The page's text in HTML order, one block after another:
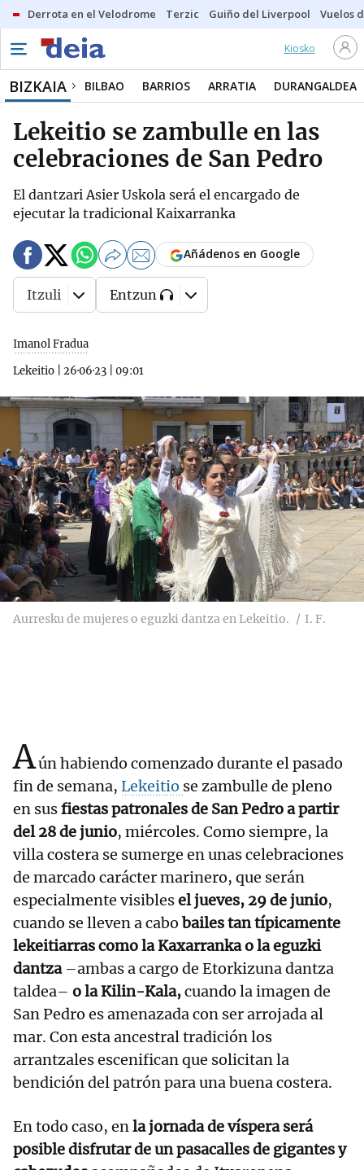
Derrota en el Velodrome Terzic Guiño del Liverpool Vuelos
Kiosko
BIZKAIA BILBAO BARRIOS ARRATIA DURANGALDEA
Lekeitio se zambulle en las
celebraciones de San Pedro
El dantzari Asier Uskola será el encargado de
ejecutar la tradicional Kaixarranka
Imanol Fradua
Lekeitio
26·06·23 09:01
Añádenos en Google
Itzuli Entzun
Aurresku de mujeres o eguzki dantza en Lekeitio. I. F.
Aún habiendo comenzado durante el pasado
fin de semana, Lekeitio se zambulle de pleno
en susfiestas patronales de San Pedro a partir
del 28 de junio, miércoles. Como siempre, la
villa costera se sumerge en unas celebraciones
de marcado carácter marinero, que serán
especialmente visiblesel jueves, 29 de junio,
cuando se lleven a cabo bailes tan típicamente
lekeitiarras como la Kaxarranka o la eguzki
dantza–ambas a cargo de Etorkizuna dantza
taldea– o la Kilin-Kala,cuando la imagen de
San Pedro es amenazada con ser arrojada al
mar. Con esta ancestral tradición los
arrantzales escenifican que solicitan la
bendición del patrón para una buena costera.
En todo caso, enla jornada de víspera será
posible disfrutar de un pasacalles de gigantes y